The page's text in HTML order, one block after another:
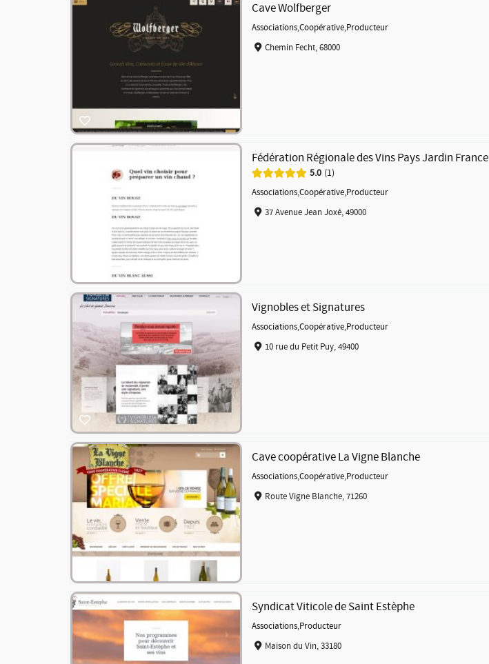
Cave Wolfberger
Associations,Coopérative,Producteur
Chemin Fecht, 68000
Fédération Régionale des Vins Pays Jardin France
5.0 1
Associations,Coopérative,Producteur
37 Avenue Jean Joxé, 49000
Vignobles et Signatures
Associations,Coopérative,Producteur
10 rue du Petit Puy, 49400
Cave coopérative La Vigne Blanche
Associations,Coopérative,Producteur
Route Vigne Blanche, 71260
Syndicat Viticole de Saint Estèphe
Associations,Producteur
Maison du Vin, 33180